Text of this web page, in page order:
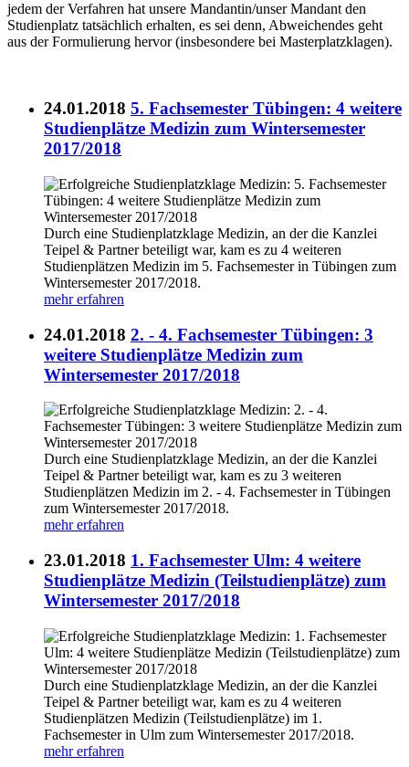
jedem der Verfahren hat unsere Mandantin/unser Mandant den
Studienplatz tatsächlich erhalten, es sei denn, Abweichendes geht
aus der Formulierung hervor (insbesondere bei Masterplatzklagen).
24.01.2018 5. Fachsemester Tübingen: 4 weitere
Studienplätze Medizin zum Wintersemester
2017/2018
Durch eine Studienplatzklage Medizin, an der die Kanzlei
Teipel & Partner beteiligt war, kam es zu 4 weiteren
Studienplätzen Medizin im 5. Fachsemester in Tübingen zum
Wintersemester 2017/2018.
mehr erfahren
24.01.2018 2. - 4. Fachsemester Tübingen: 3
weitere Studienplätze Medizin zum
Wintersemester 2017/2018
Durch eine Studienplatzklage Medizin, an der die Kanzlei
Teipel & Partner beteiligt war, kam es zu 3 weiteren
Studienplätzen Medizin im 2. - 4. Fachsemester in Tübingen
zum Wintersemester 2017/2018.
mehr erfahren
23.01.2018 1. Fachsemester Ulm: 4 weitere
Studienplätze Medizin (Teilstudienplätze) zum
Wintersemester 2017/2018
Durch eine Studienplatzklage Medizin, an der die Kanzlei
Teipel & Partner beteiligt war, kam es zu 4 weiteren
Studienplätzen Medizin (Teilstudienplätze) im 1.
Fachsemester in Ulm zum Wintersemester 2017/2018.
mehr erfahren